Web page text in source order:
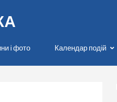
і фото Календар подій